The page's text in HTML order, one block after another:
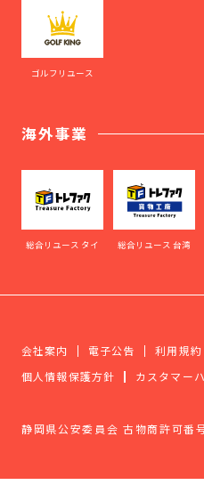
ゴルフリユース
海外事業
総合リユース タイ 総合リユース 台湾
会社案内 電子公告
利用規約
個人情報保護方針
カスタマー
静岡県公安委員会 古物商許可